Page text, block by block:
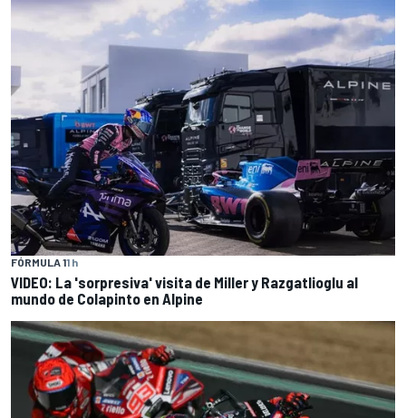
FÓRMULA 11 h
VIDEO: La 'sorpresiva' visita de Miller y Razgatlioglu al
mundo de Colapinto en Alpine